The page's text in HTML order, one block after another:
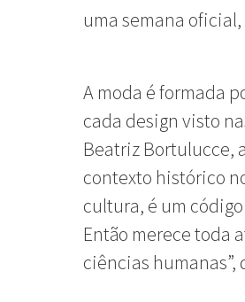
uma semana
A moda é formada
cada design visto
Beatriz Bortulucce,
contexto histórico
cultura, é um
Então merece toda
ciências humanas”,